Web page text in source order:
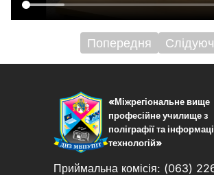
Навігація
записів
Попередня
«Міжрегіональне вище
професійне училище з
поліграфії та
технологій»
Приймальна комісія: (063)